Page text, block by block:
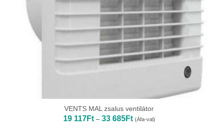
VENTS MAL zsalus ventilátor
19 117Ft – 33 685FtÁrtartomány:
19
(Áfa-val)